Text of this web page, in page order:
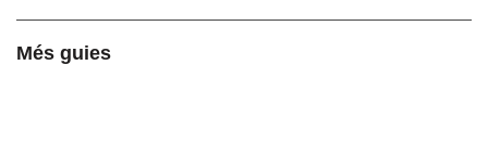
Més guies